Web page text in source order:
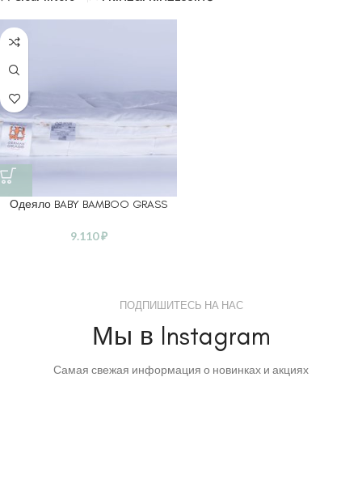
Одеяло BABY BAMBOO GRASS
9.110₽
ПОДПИШИТЕСЬ НА НАС
Мы в Instagram
Самая свежая информация о новинках и акциях